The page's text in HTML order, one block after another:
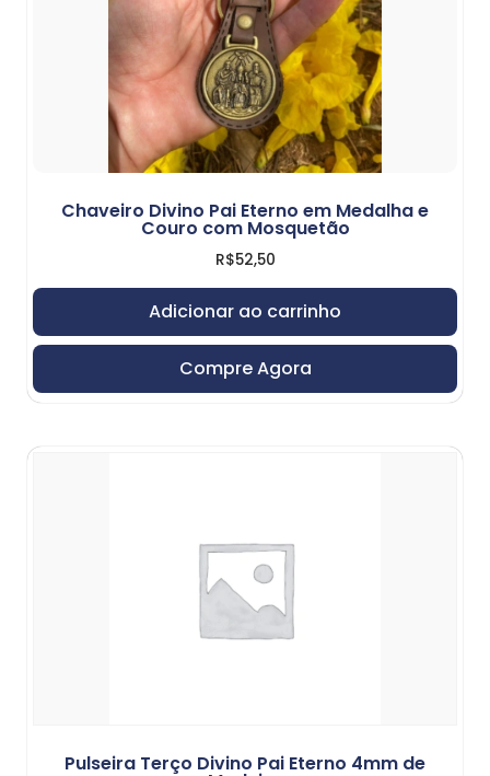
Chaveiro Divino Pai Eterno em Medalha e
Couro com Mosquetão
R$52,50
Adicionar ao carrinho
Compre Agora
Pulseira Terço Divino Pai Eterno 4mm de